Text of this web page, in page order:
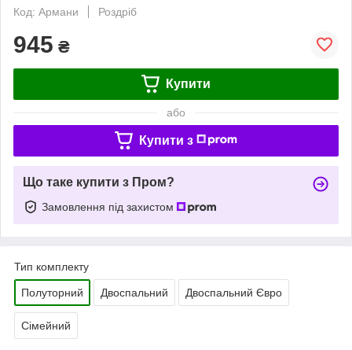
Код: Армани
Роздріб
945 ₴
Купити
або
Купити з
Що таке купити з Пром?
Замовлення під захистом
Тип комплекту
Полуторний Двоспальний Двоспальний Євро
Сімейний